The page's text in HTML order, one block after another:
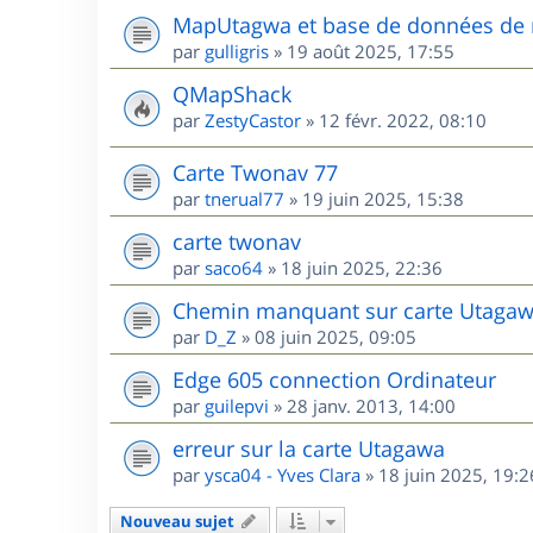
MapUtagwa et base de données de
par gulligris » 19 août 2025, 17:55
QMapShack
par ZestyCastor » 12 févr. 2022, 08:10
Carte Twonav 77
par tnerual77 » 19 juin 2025, 15:38
carte twonav
par saco64 » 18 juin 2025, 22:36
Chemin manquant sur carte
par D_Z » 08 juin 2025, 09:05
Edge 605 connection Ordinateur
par guilepvi » 28 janv. 2013, 14:00
erreur sur la carte Utagawa
par ysca04 - Yves Clara » 18 juin 2025,
Nouveau sujet